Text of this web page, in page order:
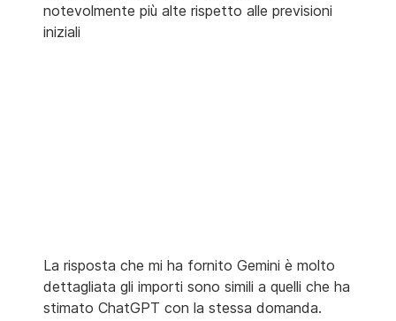
notevolmente più alte rispetto alle previsioni
iniziali
La risposta che mi ha fornito Gemini è molto
dettagliata gli importi sono simili a quelli che ha
stimato ChatGPT con la stessa domanda.